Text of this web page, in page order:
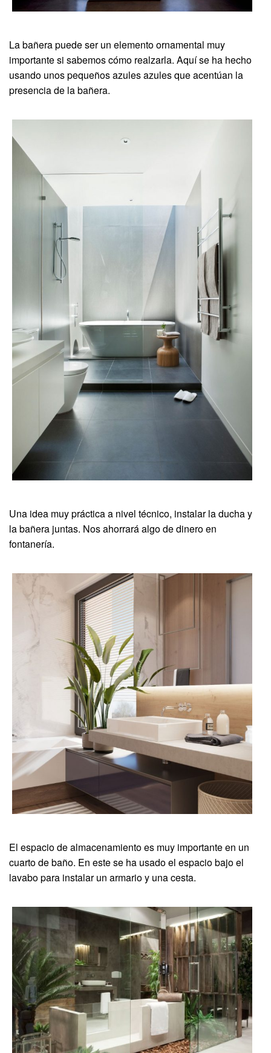
La bañera puede ser un elemento ornamental muy
importante si sabemos cómo realzarla. Aquí se ha hecho
usando unos pequeños azules azules que acentúan la
presencia de la bañera.
Una idea muy práctica a nivel técnico, instalar la ducha y
la bañera juntas. Nos ahorrará algo de dinero en
fontanería.
El espacio de almacenamiento es muy importante en un
cuarto de baño. En este se ha usado el espacio bajo el
lavabo para instalar un armario y una cesta.